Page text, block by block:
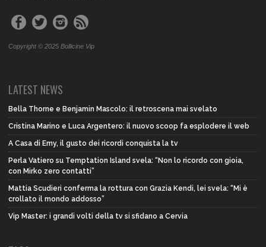
Copyright © 2025 Bollicine Vip
LATEST NEWS
Bella Thorne e Benjamin Mascolo: il retroscena mai svelato
Cristina Marino e Luca Argentero: il nuovo scoop fa esplodere il web
A Casa di Emy, il gusto dei ricordi conquista la tv
Perla Vatiero su Temptation Island svela: “Non lo ricordo con gioia,
con Mirko zero contatti”
Mattia Scudieri conferma la rottura con Grazia Kendi, lei svela: “Mi è
crollato il mondo addosso”
Vip Master: i grandi volti della tv si sfidano a Cervia